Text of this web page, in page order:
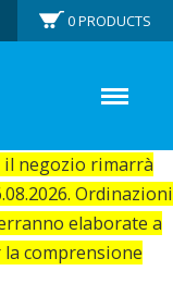
il negozio rimarrà
Ordinazioni
elaborate a
comprensione
0PRODUCTS